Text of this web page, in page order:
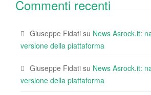
Commenti recenti
Giuseppe Fidati su News Asrock.it:
versione della piattaforma
Giuseppe Fidati su News Asrock.it:
versione della piattaforma